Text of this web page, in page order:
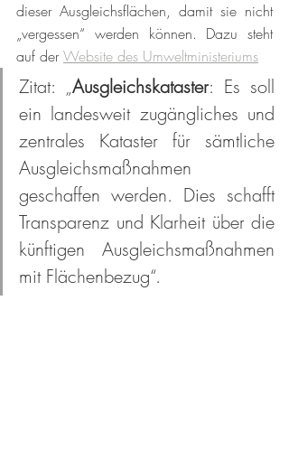
dieser Ausgleichsflächen, damit sie nicht
„vergessen“ werden können. Dazu steht
auf der Website des Umweltministeriums
Zitat: „Ausgleichskataster: Es soll
ein landesweit zugängliches und
zentrales Kataster für sämtliche
Ausgleichsmaßnahmen
geschaffen werden. Dies schafft
Transparenz und Klarheit über die
künftigen Ausgleichsmaßnahmen
mit Flächenbezug“.